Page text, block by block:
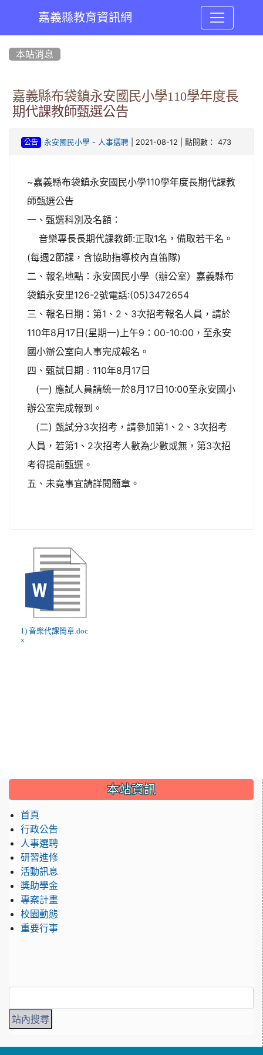
嘉義縣教育資訊網
本站消息
嘉義縣布袋鎮永安國民小學110學年度長
期代課教師甄選公告
公告 永安國民小學- 人事選聘| 2021-08-12 | 點閱數： 473
~嘉義縣布袋鎮永安國民小學110學年度長期代課教
師甄選公告
一、甄選科別及名額：
音樂專長長期代課教師:正取1名，備取若干名。
(每週2節課，含協助指導校內直笛隊)
二、報名地點：永安國民小學（辦公室）嘉義縣布
袋鎮永安里126-2號電話:(05)3472654
三、報名日期：第1、2、3次招考報名人員，請於
110年8月17日(星期一)上午9：00-10:00，至永安
國小辦公室向人事完成報名。
四、甄試日期﹕110年8月17日
(一) 應試人員請統一於8月17日10:00至永安國小
辦公室完成報到。
(二) 甄試分3次招考，請參加第1、2、3次招考
人員，若第1、2次招考人數為少數或無，第3次招
考得提前甄選。
五、未竟事宜請詳閱簡章。
1) 音樂代課簡章.doc
x
::: 本站資訊
首頁
行政公告
人事選聘
研習進修
活動訊息
獎助學金
專案計畫
校園動態
重要行事